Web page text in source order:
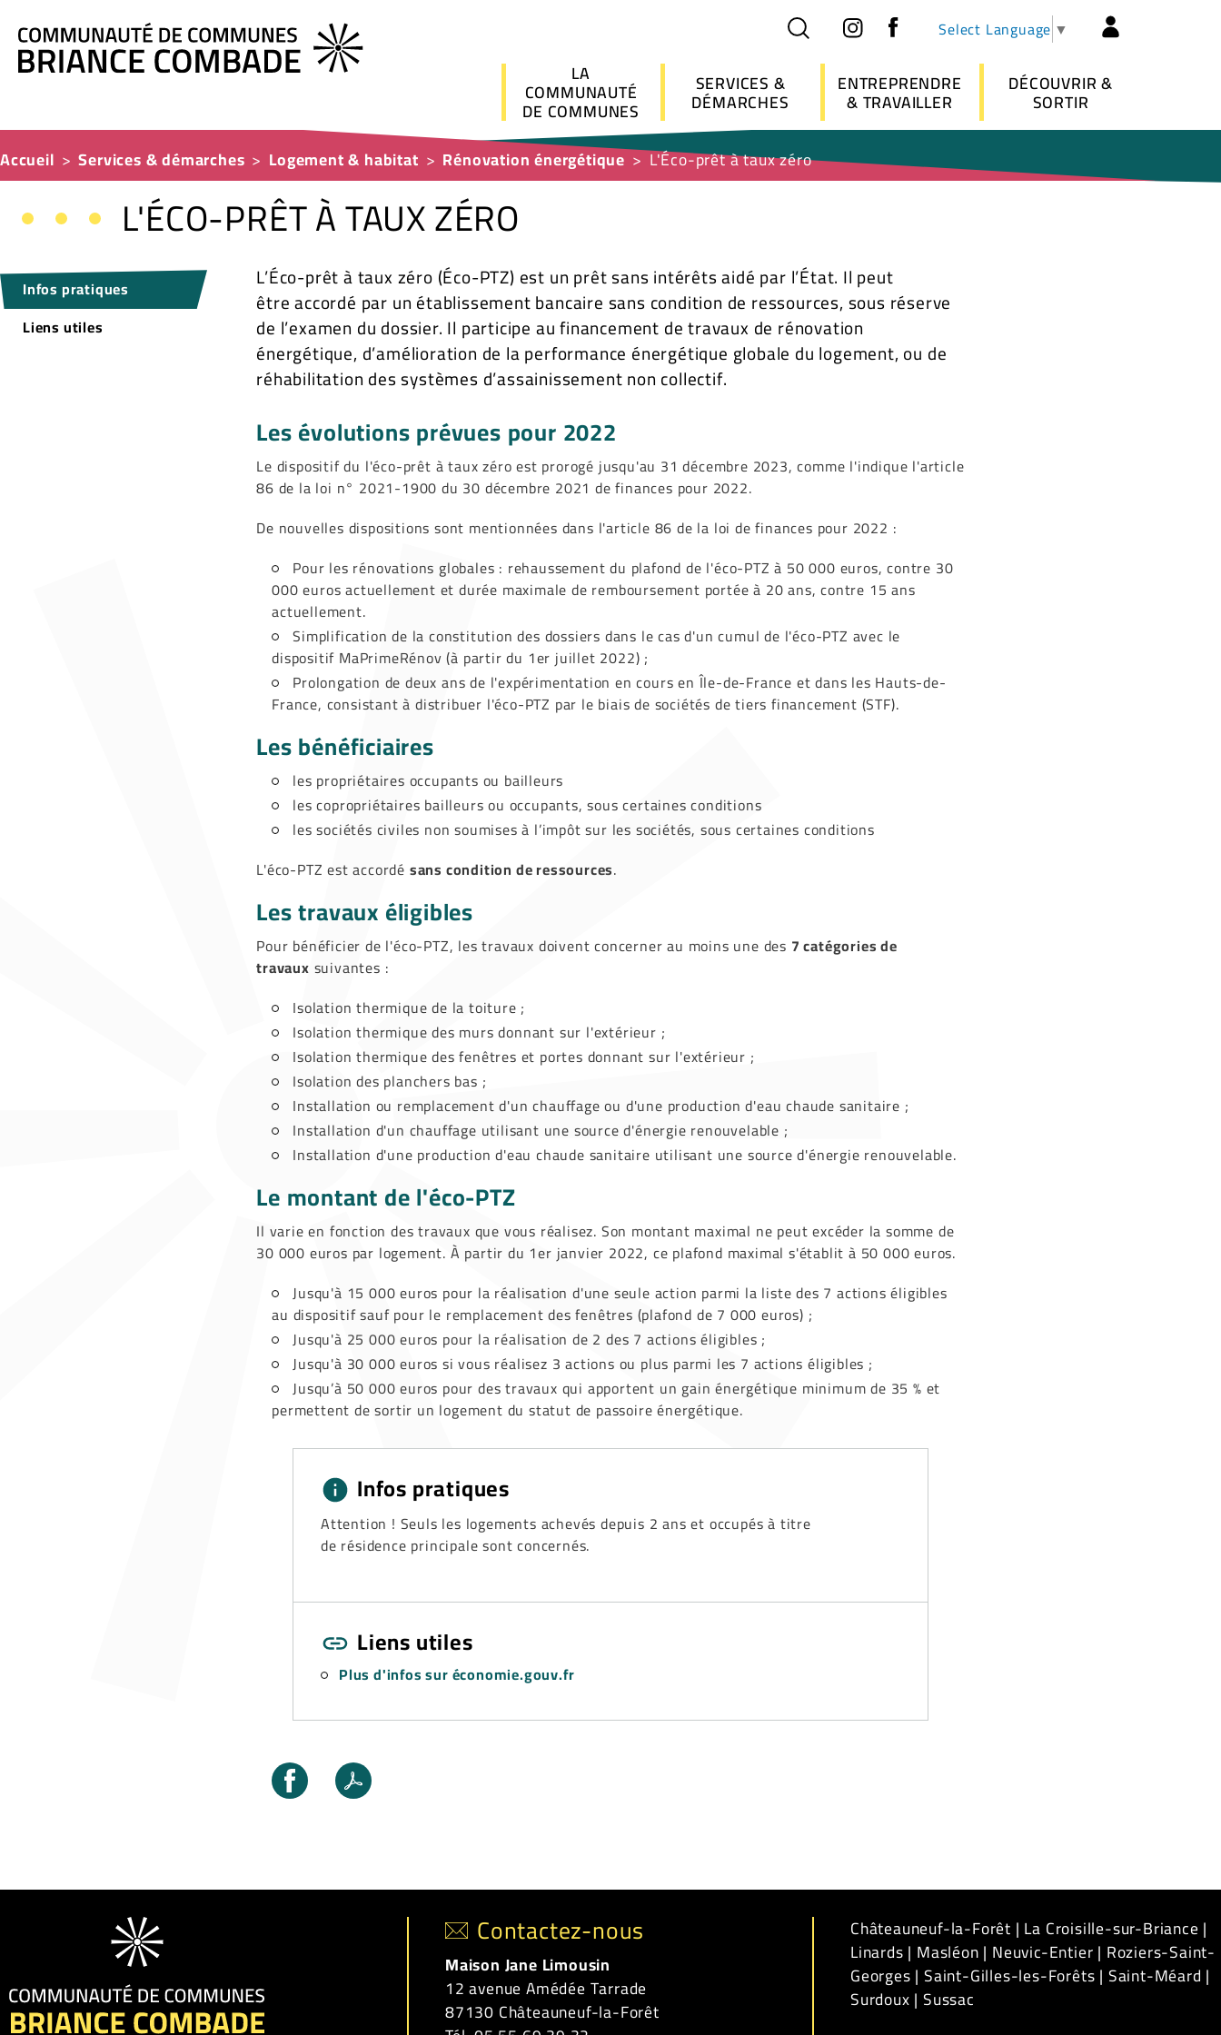
Réseaux sociaux
Select Language ▼
Header -
Menu principal
LA
COMMUNAUTÉ
DE COMMUNES
SERVICES &
DÉMARCHES
ENTREPRENDRE
& TRAVAILLER
DÉCOUVRIR &
SORTIR
Accueil
Services & démarches Logement & habitat Rénovation énergétique L'Éco-prêt à taux zéro
L'ÉCO-PRÊT À TAUX ZÉRO
Infos pratiques
Liens utiles
L’Éco-prêt à taux zéro (Éco-PTZ) est un prêt sans intérêts aidé par l’État. Il peut
être accordé par un établissement bancaire sans condition de ressources, sous réserve
de l’examen du dossier. Il participe au financement de travaux de rénovation
énergétique, d’amélioration de la performance énergétique globale du logement, ou de
réhabilitation des systèmes d’assainissement non collectif.
Les évolutions prévues pour 2022
Le dispositif du l'éco-prêt à taux zéro est prorogé jusqu'au 31 décembre 2023, comme l'indique l'article
86 de la loi n° 2021-1900 du 30 décembre 2021 de finances pour 2022.
De nouvelles dispositions sont mentionnées dans l'article 86 de la loi de finances pour 2022 :
Pour les rénovations globales : rehaussement du plafond de l'éco-PTZ à 50 000 euros, contre 30
000 euros actuellement et durée maximale de remboursement portée à 20 ans, contre 15 ans
actuellement.
Simplification de la constitution des dossiers dans le cas d'un cumul de l'éco-PTZ avec le
dispositif MaPrimeRénov (à partir du 1er juillet 2022) ;
Prolongation de deux ans de l'expérimentation en cours en Île-de-France et dans les Hauts-de-
France, consistant à distribuer l'éco-PTZ par le biais de sociétés de tiers financement (STF).
Les bénéficiaires
les propriétaires occupants ou bailleurs
les copropriétaires bailleurs ou occupants, sous certaines conditions
les sociétés civiles non soumises à l’impôt sur les sociétés, sous certaines conditions
L'éco-PTZ est accordé sans condition de ressources.
Les travaux éligibles
Pour bénéficier de l'éco-PTZ, les travaux doivent concerner au moins une des 7 catégories de
travaux suivantes :
Isolation thermique de la toiture ;
Isolation thermique des murs donnant sur l'extérieur ;
Isolation thermique des fenêtres et portes donnant sur l'extérieur ;
Isolation des planchers bas ;
Installation ou remplacement d'un chauffage ou d'une production d'eau chaude sanitaire ;
Installation d'un chauffage utilisant une source d'énergie renouvelable ;
Installation d'une production d'eau chaude sanitaire utilisant une source d'énergie renouvelable.
Le montant de l'éco-PTZ
Il varie en fonction des travaux que vous réalisez. Son montant maximal ne peut excéder la somme de
30 000 euros par logement. À partir du 1er janvier 2022, ce plafond maximal s'établit à 50 000 euros.
Jusqu'à 15 000 euros pour la réalisation d'une seule action parmi la liste des 7 actions éligibles
au dispositif sauf pour le remplacement des fenêtres (plafond de 7 000 euros) ;
Jusqu'à 25 000 euros pour la réalisation de 2 des 7 actions éligibles ;
Jusqu'à 30 000 euros si vous réalisez 3 actions ou plus parmi les 7 actions éligibles ;
Jusqu’à 50 000 euros pour des travaux qui apportent un gain énergétique minimum de 35 % et
permettent de sortir un logement du statut de passoire énergétique.
Infos pratiques
Attention ! Seuls les logements achevés depuis 2 ans et occupés à titre
de résidence principale sont concernés.
Liens utiles
Plus d'infos sur économie.gouv.fr
Contactez-nous
Maison Jane Limousin
12 avenue Amédée Tarrade
87130 Châteauneuf-la-Forêt
Châteauneuf-la-Forêt | La Croisille-sur-Briance |
Linards| Masléon| Neuvic-Entier| Roziers-Saint-
Georges| Saint-Gilles-les-Forêts| Saint-Méard |
Surdoux| Sussac